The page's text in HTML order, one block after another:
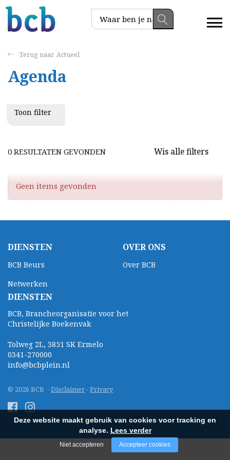
Actueel
Agenda
Toon filter
0 RESULTATEN GEVONDEN Wis alle filters
Geen items gevonden
DIENSTEN
BCB Beurs
Netwerken
OVER ONS
Over BCB
DIENSTEN
BCB, Brancheorganisatie voor het
Christelijke Boekenvak
Tolweg 2L, 3851 SK Ermelo
0341-270000
info@bcbplein.nl
© 2026 BCB -Disclaimer-Privacy
Deze website maakt gebruik van cookies voor tracking en
analyse. Lees verder
Niet accepteren Accepteer cookies